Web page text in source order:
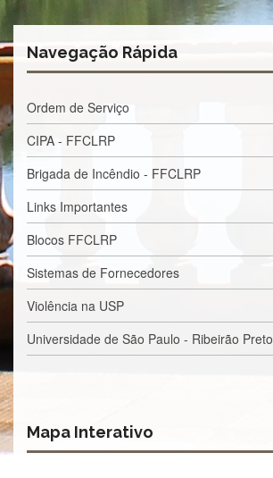
e
Atividades
Normativas
e
Editais
Notícias
Eventos
Contato
INCLUSÃO
Apresentação
Comissão
e
deliberações
Navegação Rápida
Ordem de Serviço
CIPA - FFCLRP
Brigada de Incêndio - FFCLRP
Links Importantes
Blocos FFCLRP
Sistemas de Fornecedores
Violência na USP
Universidade de São Paulo - Ribeirão Preto
Mapa Interativo